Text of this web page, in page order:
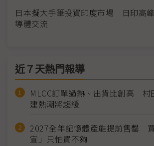
日本擬大手筆投資印度市場 日印高
導體交流
近７天熱門報導
MLCC訂單過熱、出貨比創高 村
建熱潮將趨緩
2027全年記憶體產能提前售罄
宣」只怕買不夠